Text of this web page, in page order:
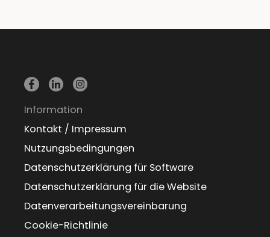
Information
Kontakt / Impressum
Nutzungsbedingungen
Datenschutzerklärung für Software
Datenschutzerklärung für die Website
Datenverarbeitungsvereinbarung
Cookie-Richtlinie